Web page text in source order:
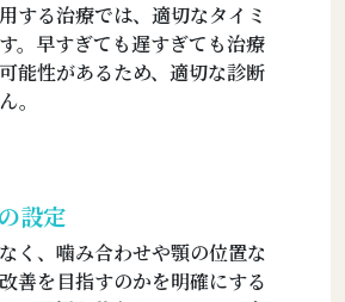
する治療では、適切なタイミ
。早すぎても遅すぎても治療
能性があるため、適切な診断
。
設定
く、噛み合わせや顎の位置な
善を目指すのかを明確にする